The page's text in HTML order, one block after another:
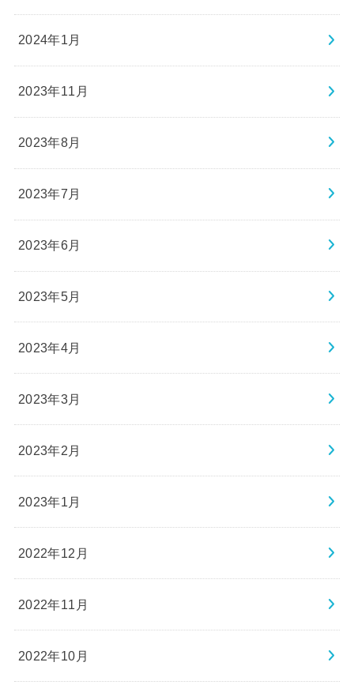
2024年1月
2023年11月
2023年8月
2023年7月
2023年6月
2023年5月
2023年4月
2023年3月
2023年2月
2023年1月
2022年12月
2022年11月
2022年10月